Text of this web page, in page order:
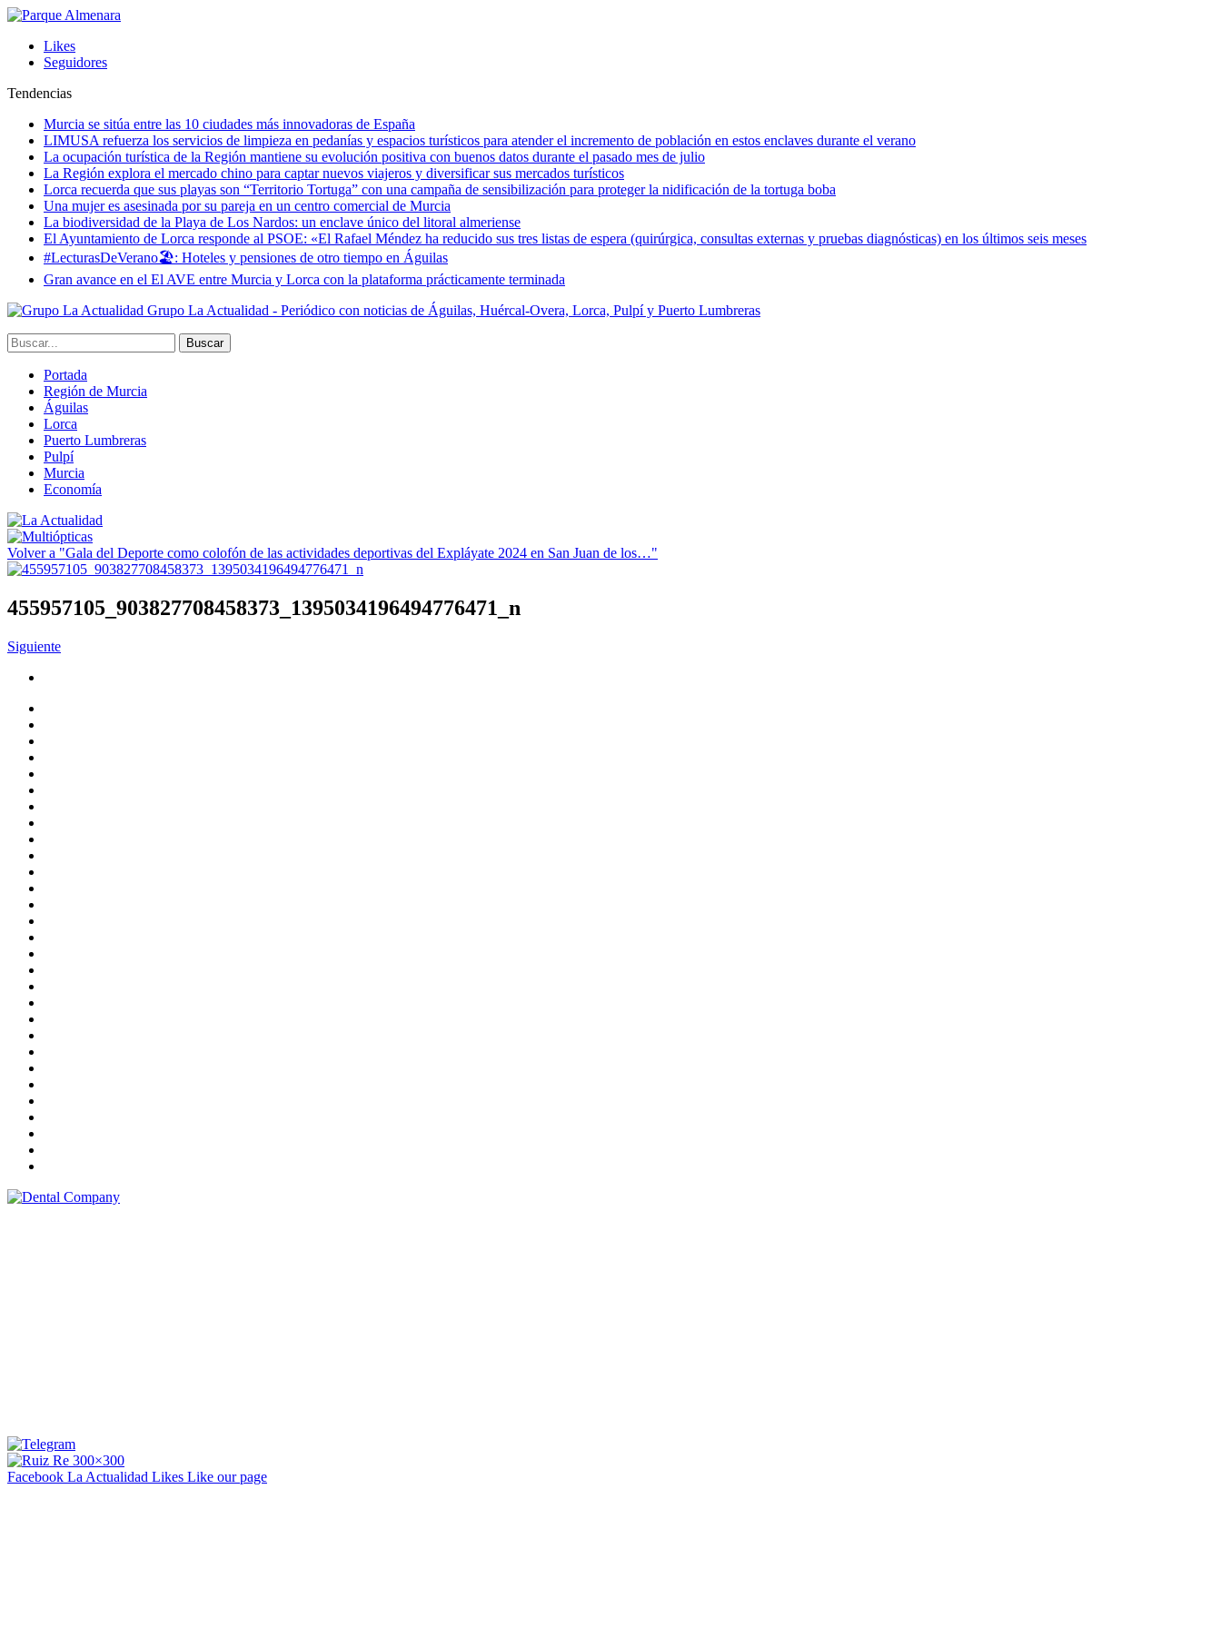
Likes
Seguidores
Tendencias
Murcia se sitúa entre las 10 ciudades más innovadoras de España
LIMUSA refuerza los servicios de limpieza en pedanías y espacios turísticos para atender el incremento de población en estos enclaves durante el verano
La ocupación turística de la Región mantiene su evolución positiva con buenos datos durante el pasado mes de julio
La Región explora el mercado chino para captar nuevos viajeros y diversificar sus mercados turísticos
Lorca recuerda que sus playas son “Territorio Tortuga” con una campaña de sensibilización para proteger la nidificación de la tortuga boba
Una mujer es asesinada por su pareja en un centro comercial de Murcia
La biodiversidad de la Playa de Los Nardos: un enclave único del litoral almeriense
El Ayuntamiento de Lorca responde al PSOE: «El Rafael Méndez ha reducido sus tres listas de espera (quirúrgica, consultas externas y pruebas diagnósticas) en los últimos seis meses
#LecturasDeVerano🏖: Hoteles y pensiones de otro tiempo en Águilas
Gran avance en el El AVE entre Murcia y Lorca con la plataforma prácticamente terminada
Grupo La Actualidad - Periódico con noticias de Águilas, Huércal-Overa, Lorca, Pulpí y Puerto Lumbreras
Portada
Región de Murcia
Águilas
Lorca
Puerto Lumbreras
Pulpí
Murcia
Economía
Volver a "Gala del Deporte como colofón de las actividades deportivas del Expláyate 2024 en San Juan de los…"
455957105_903827708458373_1395034196494776471_n
Siguiente
Facebook La Actualidad Likes Like our page